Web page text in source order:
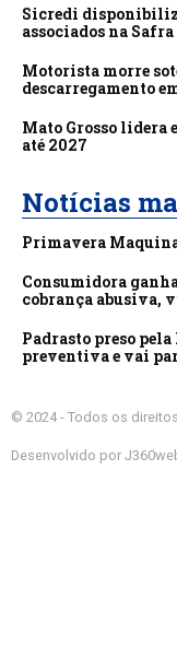
Sicredi
associados na
Motorista morre
descarregamento
Mato Grosso lidera
até 2027
Notícias
Primavera
Consumidora
cobrança abusiva,
Padrasto preso
preventiva e vai
© 2024 - Todos os
Desenvolvido por